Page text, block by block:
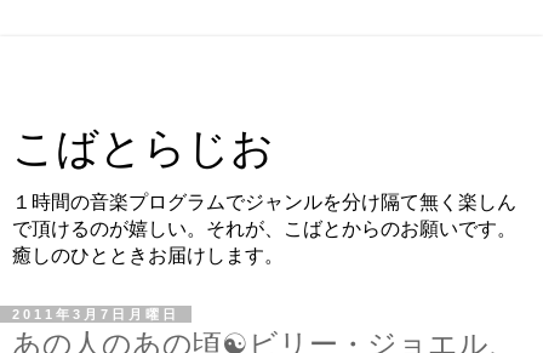
こばとらじお
１時間の音楽プログラムでジャンルを分け隔て無く楽しん
で頂けるのが嬉しい。それが、こばとからのお願いです。
癒しのひとときお届けします。
2011年3月7日月曜日
あの人のあの頃☯ビリー・ジョエル、